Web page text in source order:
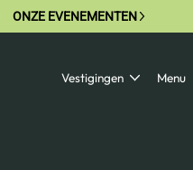
ONZE EVENEMENTEN
Vestigingen Menu